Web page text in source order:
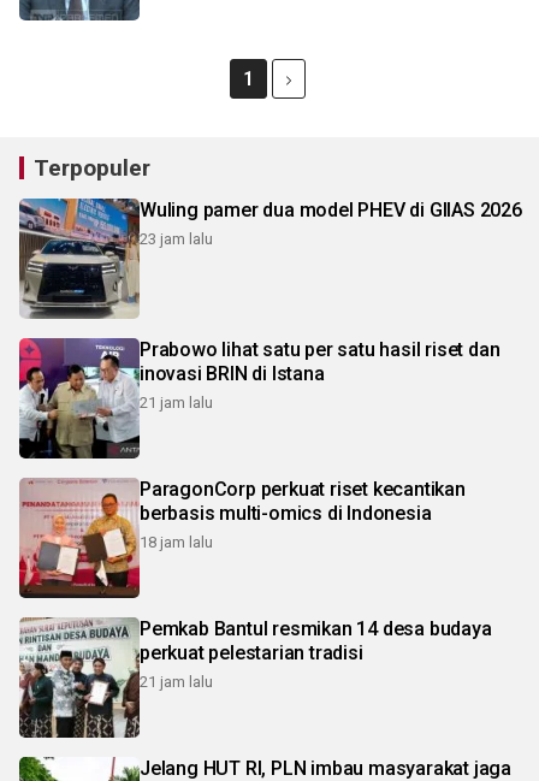
1
Terpopuler
Wuling pamer dua model PHEV di GIIAS 2026
23 jam lalu
Prabowo lihat satu per satu hasil riset dan
inovasi BRIN di Istana
21 jam lalu
ParagonCorp perkuat riset kecantikan
berbasis multi-omics di Indonesia
18 jam lalu
Pemkab Bantul resmikan 14 desa budaya
perkuat pelestarian tradisi
21 jam lalu
Jelang HUT RI, PLN imbau masyarakat jaga